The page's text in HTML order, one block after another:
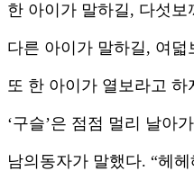
한 아이가 말하길, 다섯
다른 아이가 말하길, 여덟
또 한 아이가 열보라고
‘구슬’은 점점 멀리 날아
남의동자가 말했다. “헤